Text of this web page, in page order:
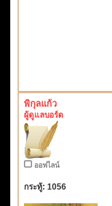
พิกุลแก้ว
ผู้ดูแลบอร์ด
ออฟไลน์
กระทู้: 1056